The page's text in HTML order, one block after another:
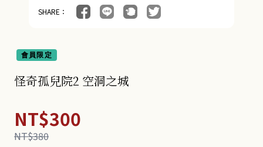
SHARE：
會員限定
怪奇孤兒院2 空洞之城
NT$300
NT$380